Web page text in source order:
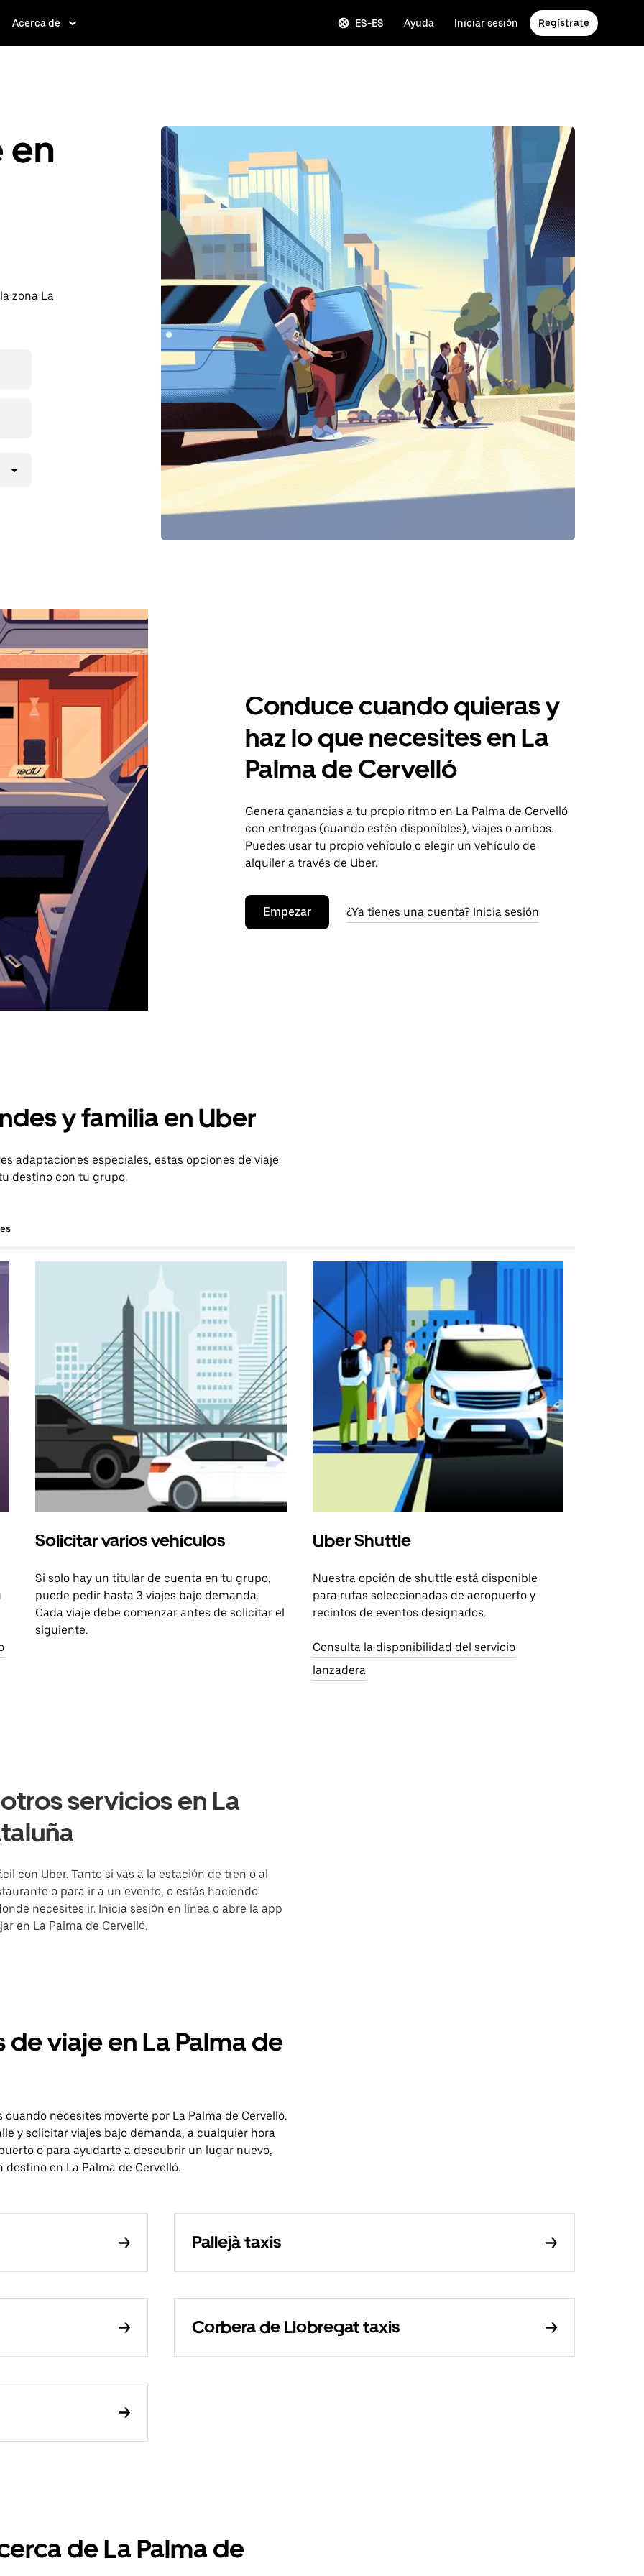
Acerca de ES-ES Ayuda Iniciar sesión Regístrate
en
zona La
Conduce cuando quieras y
haz lo que necesites en La
Palma de Cervelló
Genera ganancias a tu propio ritmo en La Palma de Cervelló
con entregas (cuando estén disponibles), viajes o ambos.
Puedes usar tu propio vehículo o elegir un vehículo de
alquiler a través de Uber.
Empezar ¿Ya tienes una cuenta? Inicia sesión
y familia en Uber
adaptaciones especiales, estas opciones de viaje
destino con tu grupo.
Solicitar varios vehículos
Si solo hay un titular de cuenta en tu grupo,
puede pedir hasta 3 viajes bajo demanda.
Cada viaje debe comenzar antes de solicitar el
siguiente.
Uber Shuttle
Nuestra opción de shuttle está disponible
para rutas seleccionadas de aeropuerto y
recintos de eventos designados.
Consulta la disponibilidad del servicio
lanzadera
servicios en La
con Uber. Tanto si vas a la estación de tren o al
o para ir a un evento, o estás haciendo
necesites ir. Inicia sesión en línea o abre la app
en La Palma de Cervelló.
viaje en La Palma de
necesites moverte por La Palma de Cervelló.
y solicitar viajes bajo demanda, a cualquier hora
o para ayudarte a descubrir un lugar nuevo,
en La Palma de Cervelló.
Pallejà taxis
Corbera de Llobregat taxis
de La Palma de